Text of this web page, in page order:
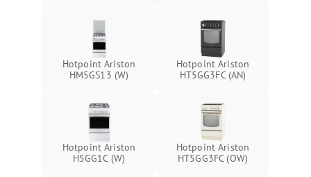
Hotpoint Ariston
HM5GS13 (W)
Hotpoint Ariston
HT5GG3FC (AN)
Hotpoint Ariston
H5GG1C (W)
Hotpoint Ariston
HT5GG3FC (OW)